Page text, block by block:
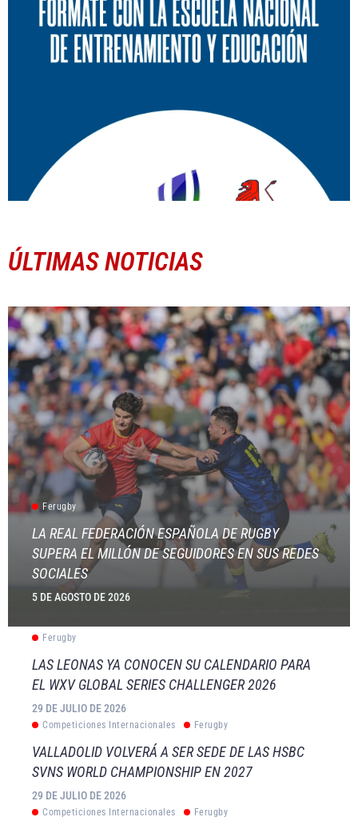
ÚLTIMAS NOTICIAS
Ferugby
LA REAL FEDERACIÓN ESPAÑOLA DE RUGBY
SUPERA EL MILLÓN DE SEGUIDORES EN SUS REDES
SOCIALES
5 DE AGOSTO DE 2026
Ferugby
LAS LEONAS YA CONOCEN SU CALENDARIO PARA
EL WXV GLOBAL SERIES CHALLENGER 2026
29 DE JULIO DE 2026
Competiciones Internacionales Ferugby
VALLADOLID VOLVERÁ A SER SEDE DE LAS HSBC
SVNS WORLD CHAMPIONSHIP EN 2027
29 DE JULIO DE 2026
Competiciones Internacionales Ferugby